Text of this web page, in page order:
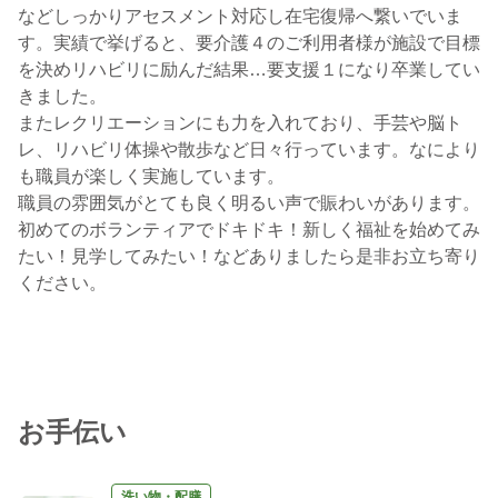
などしっかりアセスメント対応し在宅復帰へ繋いでいま
す。実績で挙げると、要介護４のご利用者様が施設で目標
を決めリハビリに励んだ結果…要支援１になり卒業してい
きました。
またレクリエーションにも力を入れており、手芸や脳ト
レ、リハビリ体操や散歩など日々行っています。なにより
も職員が楽しく実施しています。
職員の雰囲気がとても良く明るい声で賑わいがあります。
初めてのボランティアでドキドキ！新しく福祉を始めてみ
たい！見学してみたい！などありましたら是非お立ち寄り
ください。
お手伝い